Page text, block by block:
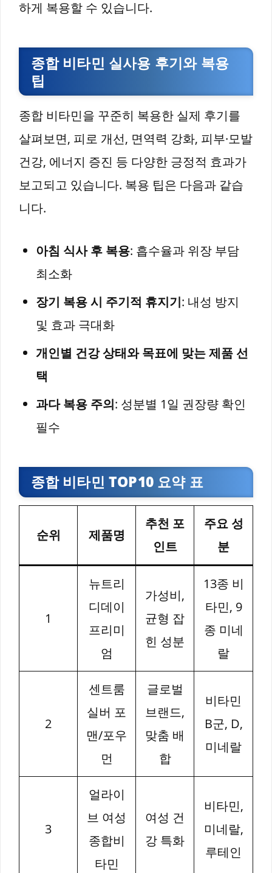
하게 복용할 수 있습니다.
종합 비타민 실사용 후기와 복용
팁
종합 비타민을 꾸준히 복용한 실제 후기를
살펴보면, 피로 개선, 면역력 강화, 피부·모발
건강, 에너지 증진 등 다양한 긍정적 효과가
보고되고 있습니다. 복용 팁은 다음과 같습
니다.
아침 식사 후 복용: 흡수율과 위장 부담
최소화
장기 복용 시 주기적 휴지기: 내성 방지
및 효과 극대화
개인별 건강 상태와 목표에 맞는 제품 선
택
과다 복용 주의: 성분별 1일 권장량 확인
필수
종합 비타민 TOP10 요약 표
순위 제품명
추천 포
인트
주요 성
분
1
뉴트리
디데이
프리미
엄
가성비,
균형 잡
힌 성분
13종 비
타민, 9
종 미네
랄
2
센트룸
실버 포
맨/포우
먼
글로벌
브랜드,
맞춤 배
합
비타민
B군, D,
미네랄
3
얼라이
브 여성
종합비
타민
여성 건
강 특화
비타민,
미네랄,
루테인